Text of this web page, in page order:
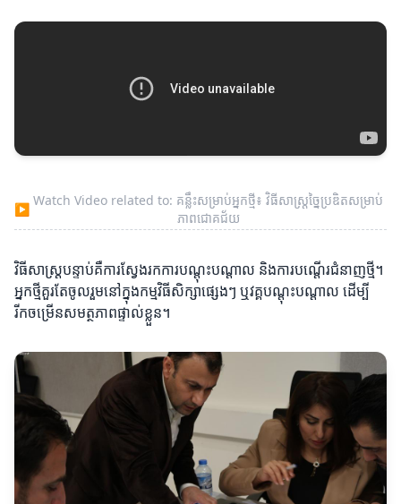
▶
Watch Video related to: គន្លឹះសម្រាប់អ្នកថ្មី៖ វិធីសាស្ត្រច្នៃប្រឌិតសម្រាប់
ភាពជោគជ័យ
វិធីសាស្ត្របន្ទាប់គឺការស្វែងរកការបណ្តុះបណ្តាល និងការបណ្តើរជំនាញថ្មី។
អ្នកថ្មីគួរតែចូលរួមនៅក្នុងកម្មវិធីសិក្សាផ្សេងៗ ឬវគ្គបណ្តុះបណ្តាល ដើម្បី
រីកចម្រើនសមត្ថភាពផ្ទាល់ខ្លួន។